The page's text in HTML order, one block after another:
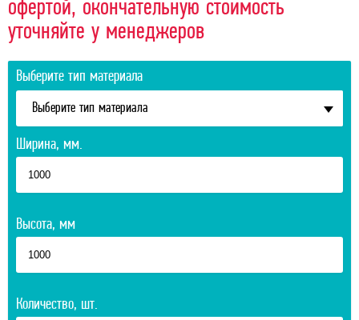
офертой, окончательную стоимость
уточняйте у менеджеров
Выберите тип материала
Выберите тип материала
Ширина, мм.
Высота, мм
Количество, шт.